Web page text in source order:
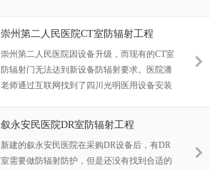
崇州第二人民医院CT室防辐射工程
崇州第二人民医院因设备升级，而现有的CT室
防辐射门无法达到新设备防辐射要求。医院潘
老师通过互联网找到了四川光明医用设备安装
叙永安民医院DR室防辐射工程
新建的叙永安民医院在采购DR设备后，有DR
室需要做防辐射防护，但是还没有找到合适的